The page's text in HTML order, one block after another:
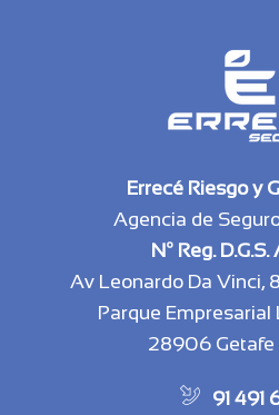
Errecé Riesgo y
Agencia de
Nº Reg.
Av Leonardo Da Vinci, 8
Parque Empresarial
28906 Getafe
91 491